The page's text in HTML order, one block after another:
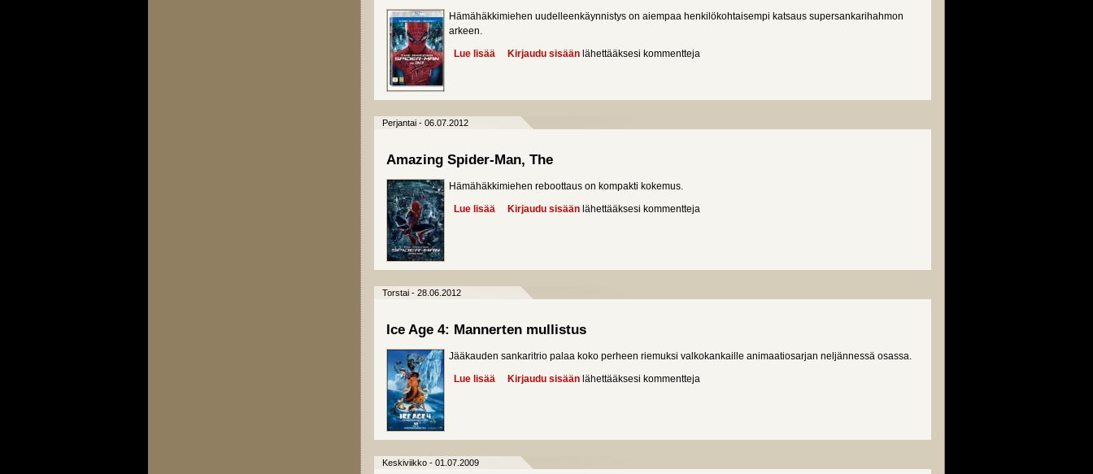
Hämähäkkimiehen uudelleenkäynnistys on aiempaa henkilökohtaisempi katsaus supersankarihahmon
arkeen.
Lue lisää about Amazing Spider-Man, The (3D Blu-ray)
Kirjaudu sisään lähettääksesi kommentteja
Perjantai - 06.07.2012
Amazing Spider-Man, The
Hämähäkkimiehen reboottaus on kompakti kokemus.
Lue lisää about Amazing Spider-Man, The
Kirjaudu sisään lähettääksesi kommentteja
Torstai - 28.06.2012
Ice Age 4: Mannerten mullistus
Jääkauden sankaritrio palaa koko perheen riemuksi valkokankaille animaatiosarjan neljännessä osassa.
Lue lisää about Ice Age 4: Mannerten mullistus
Kirjaudu sisään lähettääksesi kommentteja
Keskiviikko - 01.07.2009